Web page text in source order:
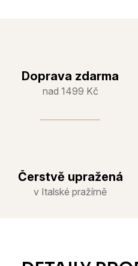
Doprava zdarma
nad 1499 Kč
Čerstvě upražená
v Italské pražírně